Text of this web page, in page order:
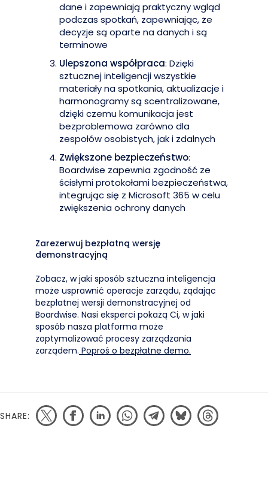
dane i zapewniają praktyczny wgląd
podczas spotkań, zapewniając, że
decyzje są oparte na danych i są
terminowe
Ulepszona współpraca: Dzięki
sztucznej inteligencji wszystkie
materiały na spotkania, aktualizacje i
harmonogramy są scentralizowane,
dzięki czemu komunikacja jest
bezproblemowa zarówno dla
zespołów osobistych, jak i zdalnych
Zwiększone bezpieczeństwo:
Boardwise zapewnia zgodność ze
ścisłymi protokołami bezpieczeństwa,
integrując się z Microsoft 365 w celu
zwiększenia ochrony danych
Zarezerwuj bezpłatną wersję
demonstracyjną
Zobacz, w jaki sposób sztuczna inteligencja
może usprawnić operacje zarządu, żądając
bezpłatnej wersji demonstracyjnej od
Boardwise. Nasi eksperci pokażą Ci, w jaki
sposób nasza platforma może
zoptymalizować procesy zarządzania
zarządem. Poproś o bezpłatne demo.
SHARE: